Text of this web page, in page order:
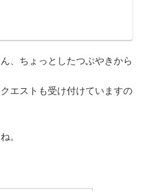
、ちょっとしたつぶやきから
エストも受け付けていますの
。